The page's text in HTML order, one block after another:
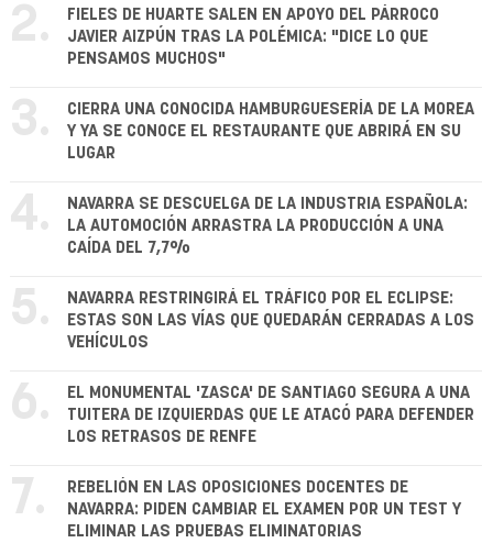
2.
FIELES DE HUARTE SALEN EN APOYO DEL PÁRROCO
JAVIER AIZPÚN TRAS LA POLÉMICA: "DICE LO QUE
PENSAMOS MUCHOS"
3.
CIERRA UNA CONOCIDA HAMBURGUESERÍA DE LA MOREA
Y YA SE CONOCE EL RESTAURANTE QUE ABRIRÁ EN SU
LUGAR
4.
NAVARRA SE DESCUELGA DE LA INDUSTRIA ESPAÑOLA:
LA AUTOMOCIÓN ARRASTRA LA PRODUCCIÓN A UNA
CAÍDA DEL 7,7%
5.
NAVARRA RESTRINGIRÁ EL TRÁFICO POR EL ECLIPSE:
ESTAS SON LAS VÍAS QUE QUEDARÁN CERRADAS A LOS
VEHÍCULOS
6.
EL MONUMENTAL 'ZASCA' DE SANTIAGO SEGURA A UNA
TUITERA DE IZQUIERDAS QUE LE ATACÓ PARA DEFENDER
LOS RETRASOS DE RENFE
7.
REBELIÓN EN LAS OPOSICIONES DOCENTES DE
NAVARRA: PIDEN CAMBIAR EL EXAMEN POR UN TEST Y
ELIMINAR LAS PRUEBAS ELIMINATORIAS